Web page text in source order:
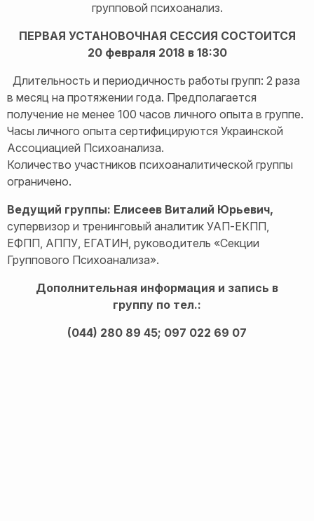
групповой психоанализ.
ПЕРВАЯ УСТАНОВОЧНАЯ СЕССИЯ СОСТОИТСЯ
20 февраля 2018 в 18:30
Длительность и периодичность работы групп: 2 раза
в месяц на протяжении года. Предполагается
получение не менее 100 часов личного опыта в группе.
Часы личного опыта сертифицируются Украинской
Ассоциацией Психоанализа.
Количество участников психоаналитической группы
ограничено.
Ведущий группы: Елисеев Виталий Юрьевич,
супервизор и тренинговый аналитик УАП-ЕКПП,
ЕФПП, АППУ, ЕГАТИН, руководитель «Секции
Группового Психоанализа».
Дополнительная информация и запись в
группу по тел.:
(044) 280 89 45; 097 022 69 07